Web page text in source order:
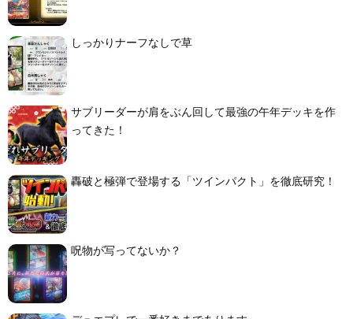
しっかりナーフなしで草
サブリーダーが肩をぶん回して最強の午年デッキを作
ってきた！
轟破と極弾で登場する「ツインパクト」を徹底研究！
呪物が写ってないか？